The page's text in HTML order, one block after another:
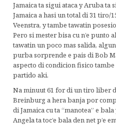
Jamaica ta sigui ataca y Aruba ta
Jamaica a hasi un total di 31 tiro/
Veenstra, y tambe tawatin
Pero si mester bisa cu n’e punto
tawatin un poco mas salida,
purba sorprende e pais di Bob
aspecto di condicion fisico tambe
partido aki.
Na minuut 61 for di un tiro liber
Breinburg a hera banja por
di Jamaica cu ta “manotea” e
Angela ta toc’e bala den net p’e